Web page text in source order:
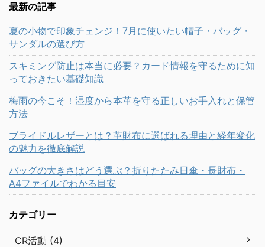
最新の記事
夏の小物で印象チェンジ！7月に使いたい帽子・バッグ・
サンダルの選び方
スキミング防止は本当に必要？カード情報を守るために知
っておきたい基礎知識
梅雨の今こそ！湿度から本革を守る正しいお手入れと保管
方法
ブライドルレザーとは？革財布に選ばれる理由と経年変化
の魅力を徹底解説
バッグの大きさはどう選ぶ？折りたたみ日傘・長財布・
A4ファイルでわかる目安
カテゴリー
CR活動 (4)